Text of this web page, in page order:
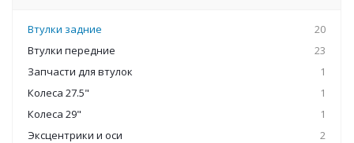
Втулки задние
20
Втулки передние
23
Запчасти для втулок
1
Колеса 27.5"
1
Колеса 29"
1
Эксцентрики и оси
2